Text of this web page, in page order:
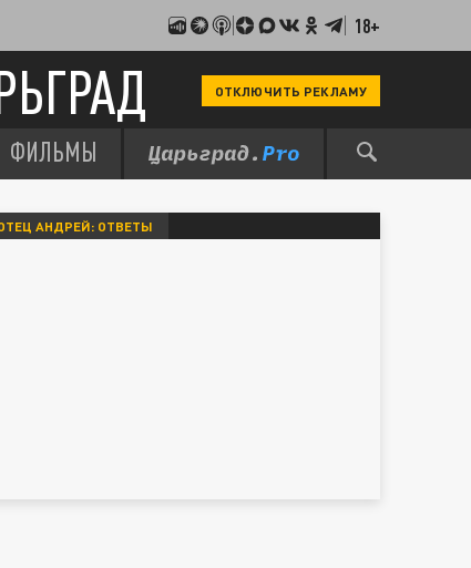
18+
ОТКЛЮЧИТЬ РЕКЛАМУ
ФИЛЬМЫ
АНДРЕЙ: ОТВЕТЫ